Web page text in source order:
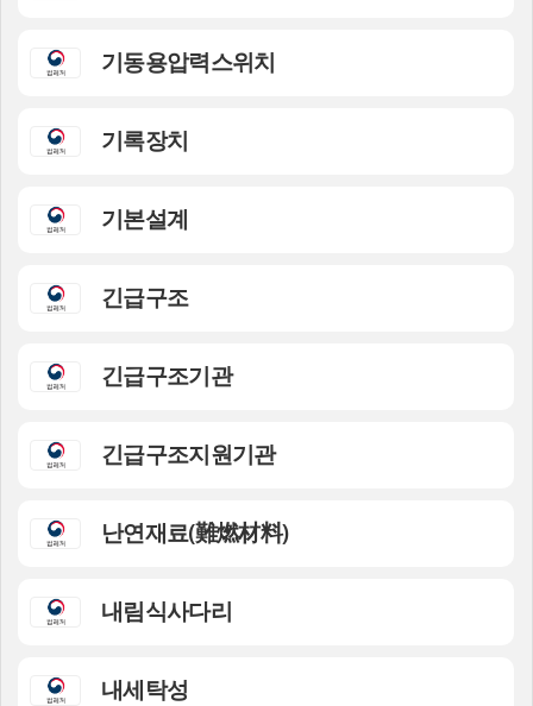
기동용압력스위치
기록장치
기본설계
긴급구조
긴급구조기관
긴급구조지원기관
난연재료(難燃材料)
내림식사다리
내세탁성